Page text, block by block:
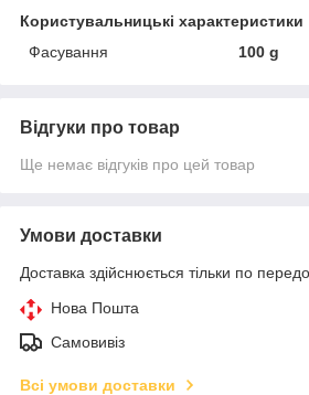
Користувальницькі характеристики
Фасування
100 g
Відгуки про товар
Ще немає відгуків про цей товар
Умови доставки
Доставка здійснюється тільки по
Нова Пошта
Самовивіз
Всі умови доставки